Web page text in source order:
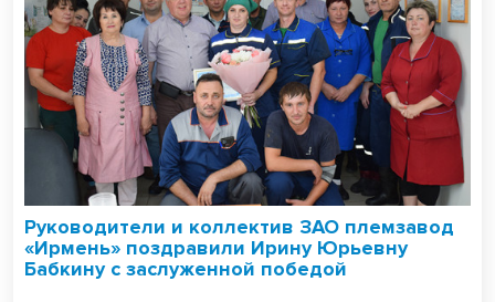
Руководители и коллектив ЗАО племзавод
«Ирмень» поздравили Ирину Юрьевну
Бабкину с заслуженной победой